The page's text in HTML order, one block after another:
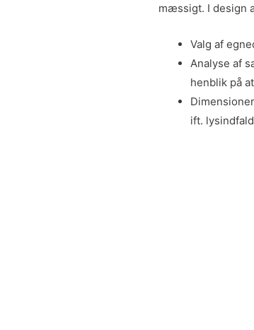
mæssigt. I design
Valg af
Analyse af
henblik på
ift.